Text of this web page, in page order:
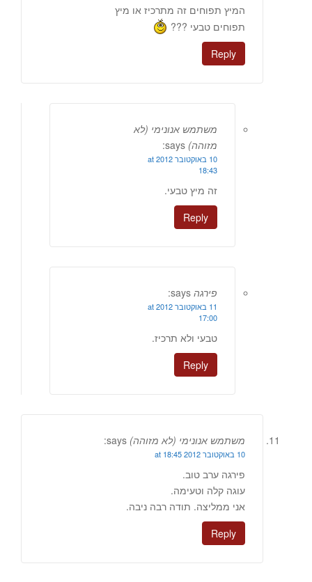
המיץ תפוחים זה מתרכיז או מיץ
תפוחים טבעי ???
Reply
משתמש אנונימי (לא
מזוהה) says:
10 באוקטובר 2012 at
18:43
זה מיץ טבעי.
Reply
פירגה says:
11 באוקטובר 2012 at
17:00
טבעי ולא תרכיז.
Reply
משתמש אנונימי (לא מזוהה) says:
10 באוקטובר 2012 at 18:45
פירגה ערב טוב.
עוגה קלה וטעימה.
אני ממליצה. תודה רבה ניבה.
Reply